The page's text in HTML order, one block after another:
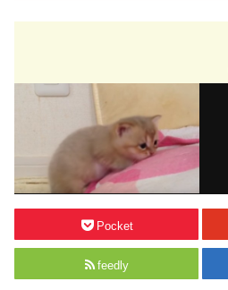
Pocket
feedly